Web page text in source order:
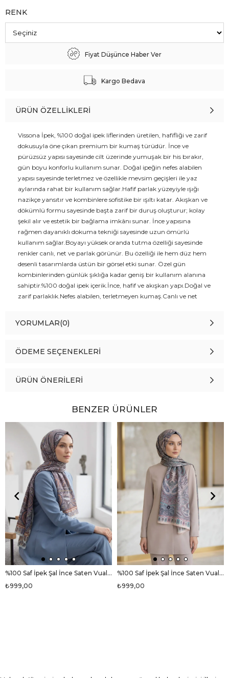
RENK
Fiyat Düşünce Haber Ver
Kargo Bedava
ÜRÜN ÖZELLIKLERI
Vissona İpek, %100 doğal ipek liflerinden üretilen, hafifliği ve zarif
dokusuyla öne çıkan premium bir kumaş türüdür. İnce ve
pürüzsüz yapısı sayesinde cilt üzerinde yumuşak bir his bırakır,
gün boyu konforlu kullanım sunar. Doğal ipeğin nefes alabilen
yapısı sayesinde terletmez ve özellikle mevsim geçişleri ile yaz
aylarında rahat bir kullanım sağlar.Hafif parlak yüzeyiyle ışığı
nazikçe yansıtır ve kombinlere sofistike bir ışıltı katar. Akışkan ve
dökümlü formu sayesinde başta zarif bir duruş oluşturur; kolay
şekil alır ve estetik bir bağlama imkânı sunar. İnce yapısına
rağmen dayanıklı dokuma tekniği sayesinde uzun ömürlü
kullanım sağlar.Boyayı yüksek oranda tutma özelliği sayesinde
renkler canlı, net ve parlak görünür. Bu özelliği ile hem düz hem
desenli tasarımlarda üstün bir görsel etki sunar. Özel gün
kombinlerinden günlük şıklığa kadar geniş bir kullanım alanına
sahiptir.%100 doğal ipek içerik.İnce, hafif ve akışkan yapı.Doğal ve
zarif parlaklık.Nefes alabilen, terletmeyen kumaş.Canlı ve net
düşük ısıda ütülenmesi ve doğrudan güneş ışığında uzun süre
konforu bir arada sunarak stilinizi zarif bir dokunuşla tamamlar.
YORUMLAR(0)
ÖDEME SEÇENEKLERI
ÜRÜN ÖNERILERI
BENZER ÜRÜNLER
%100 Saf İpek Şal İnce Saten Vual Dokuma Etro Desenli Bebe Mavisi - Taba Renkli 90x210 Şal
₺999,00
%100 Saf İpek Şal İnce Saten Vual Dokuma Etro Desenli Pudra Renkli 90x210 Şal
₺999,00